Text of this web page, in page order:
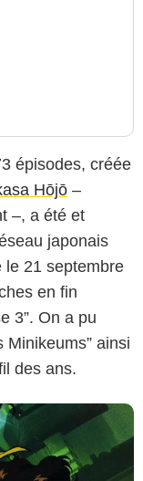
épisodes, créée
Hōjō –
–, a été et
japonais
le 21 septembre
en fin
3”. On a pu
Minikeums” ainsi
des ans.